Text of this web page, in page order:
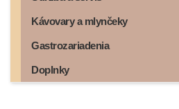
Kávovary a mlynčeky
Gastrozariadenia
Doplnky